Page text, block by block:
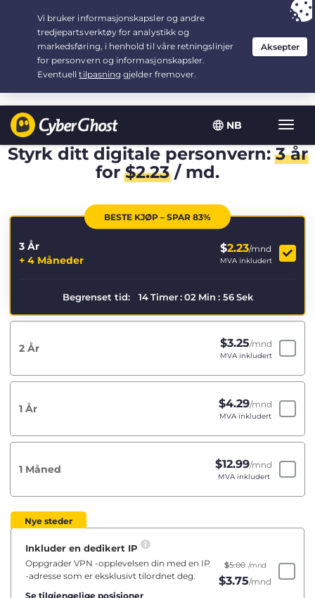
NB
Vis/
Your choice: The Best Dealfor 3.3333333333333-years at $
/month
Styrk ditt digitale personvern:3 år
for$2.23/ md.
BESTE KJØP – SPAR 83%
3 År
+ 4 Måneder
$2.23/mnd
MVA inkludert
Begrenset tid: 14 Timer : 02 Min : 56 Sek
2 År $3.25/mnd
MVA inkludert
1 År $4.29/mnd
MVA inkludert
1 Måned $12.99/mnd
MVA inkludert
Nye steder
Inkluder en dedikert IP
Oppgrader VPN -opplevelsen din med en IP
-adresse som er eksklusivt tilordnet deg.
Se tilgjengelige posisjoner
$5.00 /mnd
$3.75/mnd